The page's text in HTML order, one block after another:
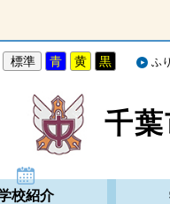
標準 青 黄 黒 ふ
千
校紹介